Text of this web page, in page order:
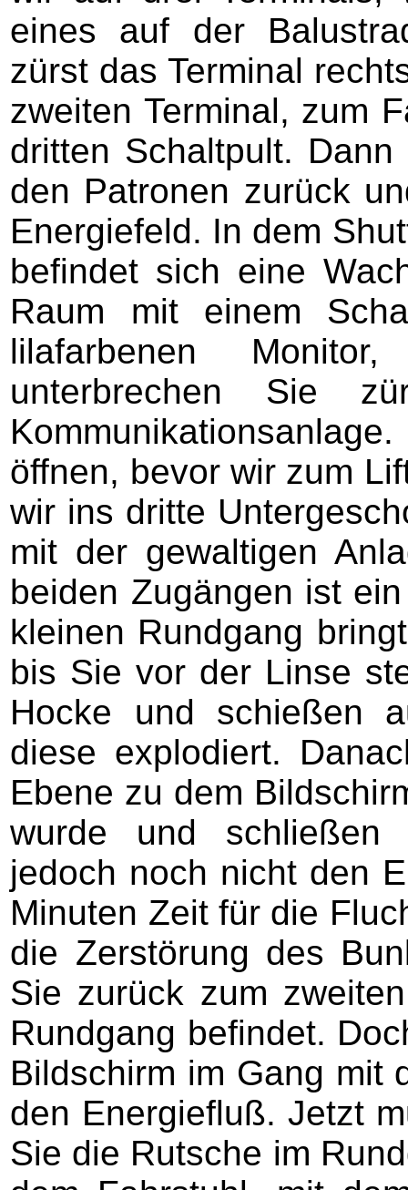
eines auf der
zürst das Terminal
zweiten Terminal, zum
dritten Schaltpult.
den Patronen zurück
Energiefeld. In dem
befindet sich eine
Raum mit einem
lilafarbenen
unterbrechen Sie
öffnen, bevor wir zum
wir ins dritte
mit der gewaltigen
beiden Zugängen ist
kleinen Rundgang
bis Sie vor der Linse
Hocke und schießen
diese explodiert.
Ebene zu dem
wurde und schließen
jedoch noch nicht den
Minuten Zeit für die
die Zerstörung des
Sie zurück zum
Rundgang befindet.
Bildschirm im Gang mit
den Energiefluß. Jetzt
Sie die Rutsche im